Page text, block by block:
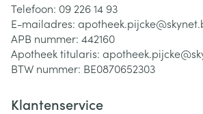
Telefoon: 09 226 14 93
E-mailadres: apotheek.pijcke@
APB nummer: 442160
Apotheek titularis:
BTW nummer: BE0870652303
Klantenservice